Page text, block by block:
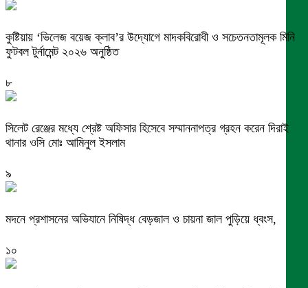
কুষ্টিয়ায় ‘ভিলেজ বয়েজ ক্লাব’র উদ্যোগে মাদকবিরোধী ও সচেতনতামূলক মিনি
ফুটবল টুর্নামেন্ট ২০২৬ অনুষ্ঠিত
৮
সিলেট রেঞ্জের মধ্যে শ্রেষ্ট অফিসার হিসেবে সম্মাননাপত্র গ্রহন করেন দিরাই
থানার ওসি মোঃ আমিনুল ইসলাম
৯
মদনে প্রশাসনের অভিযানে নিষিদ্ধ বেড়জাল ও চায়না জাল পুড়িয়ে ধ্বংস,
১০